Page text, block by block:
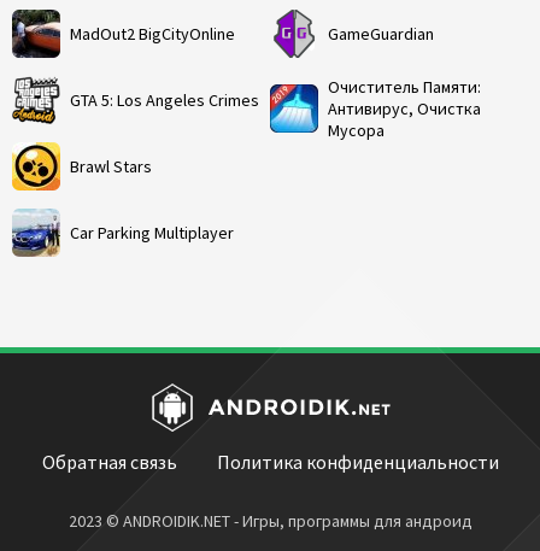
MadOut2 BigCityOnline
GTA 5: Los Angeles Crimes
Brawl Stars
Car Parking Multiplayer
GameGuardian
Очиститель Памяти:
Антивирус, Очистка
Мусора
Обратная связь Политика конфиденциальности
2023 © ANDROIDIK.NET - Игры, программы для андроид